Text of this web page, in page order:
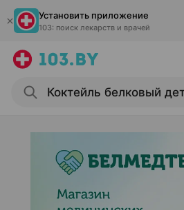
Установить приложение
103: поиск лекарств и врачей